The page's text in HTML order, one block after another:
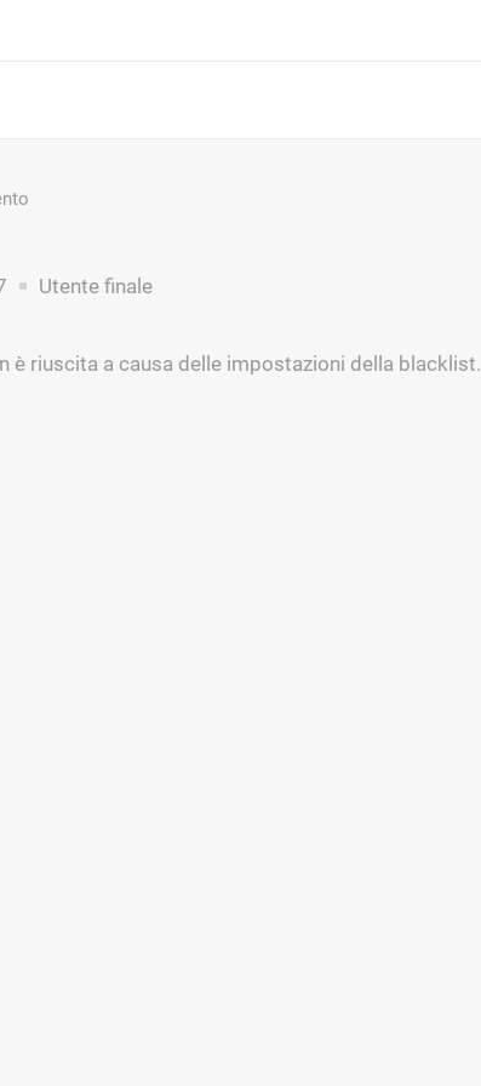
Utente finale
è riuscita a causa delle impostazioni della blacklist.